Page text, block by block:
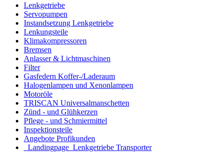
Lenkgetriebe
Servopumpen
Instandsetzung Lenkgetriebe
Lenkungsteile
Klimakompressoren
Bremsen
Anlasser & Lichtmaschinen
Filter
Gasfedern Koffer-/Laderaum
Halogenlampen und Xenonlampen
Motoröle
TRISCAN Universalmanschetten
Zünd - und Glühkerzen
Pflege - und Schmiermittel
Inspektionsteile
Angebote Profikunden
_Landingpage_Lenkgetriebe Transporter